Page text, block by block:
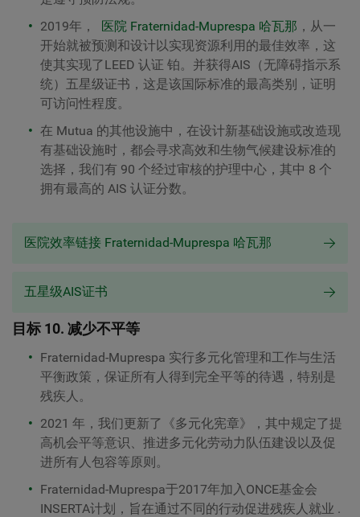
2019年， 医院 Fraternidad-Muprespa 哈瓦那 ，从一
开始就被预测和设计以实现资源利用的最佳效率，这
使其实现了LEED 认证 铂。并获得AIS（无障碍指示系
统）五星级证书 ，这是该国际标准的最高类别，证明
可访问性程度。
在 Mutua 的其他设施中，在设计新基础设施或改造现
有基础设施时，都会寻求高效和生物气候建设标准的
选择，我们有 90 个经过审核的护理中心，其中 8 个
拥有最高的 AIS 认证分数。
医院效率链接 Fraternidad-Muprespa 哈瓦那
五星级AIS证书
目标 10. 减少不平等
Fraternidad-Muprespa 实行多元化管理和工作与生活
平衡政策，保证所有人得到完全平等的待遇，特别是
残疾人。
2021 年，我们更新了《多元化宪章》，其中规定了提
高机会平等意识、推进多元化劳动力队伍建设以及促
进所有人包容等原则。
Fraternidad-Muprespa于2017年加入ONCE基金会
INSERTA计划，旨在通过不同的行动促进残疾人就业 .